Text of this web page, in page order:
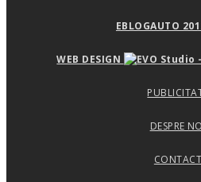
EBLOGAUTO
WEB DESIGN
DESPRE
CONTACT